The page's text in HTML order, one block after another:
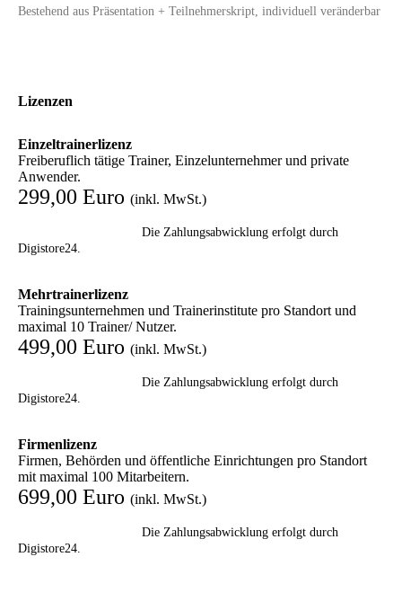
Bestehend aus Präsentation + Teilnehmerskript, individuell veränderbar
Lizenzen
Einzeltrainerlizenz
Freiberuflich tätige Trainer, Einzelunternehmer und private
Anwender.
299,00 Euro (inkl. MwSt.)
Die Zahlungsabwicklung erfolgt durch
Digistore24.
Mehrtrainerlizenz
Trainingsunternehmen und Trainerinstitute pro Standort und
maximal 10 Trainer/ Nutzer.
499,00 Euro (inkl. MwSt.)
Die Zahlungsabwicklung erfolgt durch
Digistore24.
Firmenlizenz
Firmen, Behörden und öffentliche Einrichtungen pro Standort
mit maximal 100 Mitarbeitern.
699,00 Euro (inkl. MwSt.)
Die Zahlungsabwicklung erfolgt durch
Digistore24.